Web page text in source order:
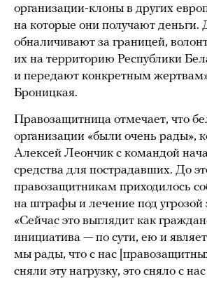
организации-клоны в других
на которые они получают деньги.
обналичивают за границей,
их на территорию Республики
и передают конкретным
Броницкая.
Правозащитница отмечает, что
организации «были очень рады»,
Алексей Леончик с командой
средства для пострадавших. До
правозащитникам приходилось
на штрафы и лечение под угрозой
«Сейчас это выглядит как
инициатива — по сути, ею и
мы рады, что с нас
сняли эту нагрузку, это сняло с